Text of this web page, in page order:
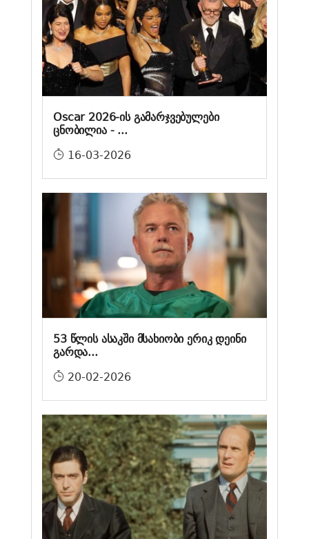
Oscar 2026-ის გამარჯვებულები
ცნობილია - ...
16-03-2026
53 წლის ასაკში მსახიობი ერიკ დეინი
გარდა...
20-02-2026